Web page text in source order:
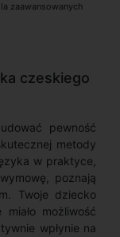
zaawansowanych
czeskiego
pewność
metody
w praktyce,
poznają
Twoje dziecko
możliwość
wpłynie na